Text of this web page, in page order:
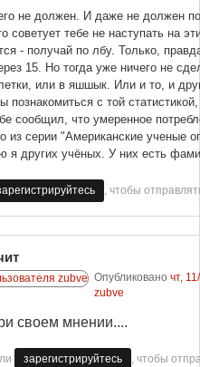
не должен. И даже не должен
советует тебе не наступать на
- получай по лбу. Только,
15. Но тогда уже ничего не
или в яшшык. Или и то, и
познакомиться с той
сообщил, что умеренное
из серии "Американские ученые
я других учёных. У них есть
, чтобы
Опубликовано чт,
zubve
своем мнении....
зарегистрируйтесь , чтобы